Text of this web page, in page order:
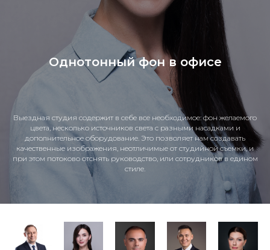
Однотонный фон в офисе
Выездная студия содержит в себе все необходимое: фон желаемого
цвета, несколько источников света с разными насадками и
дополнительное оборудование. Это позволяет нам создавать
качественные изображения, неотличимые от студийной съемки, и
при этом потоково отснять руководство, или сотрудников в едином
стиле.